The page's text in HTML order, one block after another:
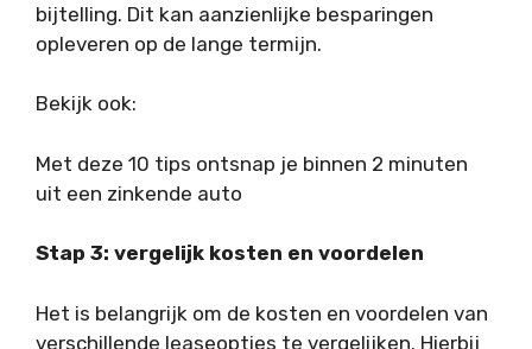
bijtelling. Dit kan aanzienlijke besparingen
opleveren op de lange termijn.
Bekijk ook:
Met deze 10 tips ontsnap je binnen 2 minuten
uit een zinkende auto
Stap 3: vergelijk kosten en voordelen
Het is belangrijk om de kosten en voordelen van
verschillende leaseopties te vergelijken. Hierbij